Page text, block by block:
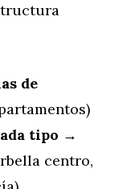
de
tipo →
centro,